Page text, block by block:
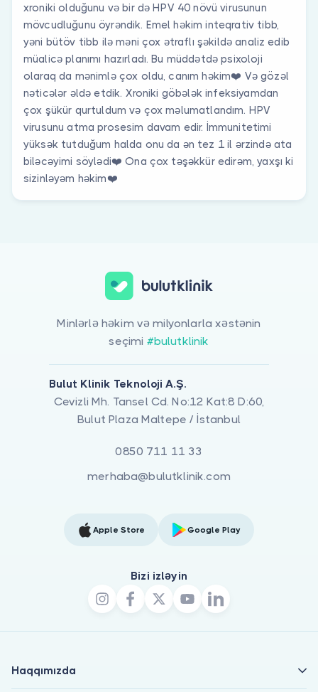
xroniki olduğunu və bir də HPV 40 növü virusunun
mövcudluğunu öyrəndik. Emel həkim inteqrativ tibb,
yəni bütöv tibb ilə məni çox ətraflı şəkildə analiz edib
müalicə planımı hazırladı. Bu müddətdə psixoloji
olaraq da mənimlə çox oldu, canım həkim❤️ Və gözəl
nəticələr əldə etdik. Xroniki göbələk infeksiyamdan
çox şükür qurtuldum və çox məlumatlandım. HPV
virusunu atma prosesim davam edir. İmmunitetimi
yüksək tutduğum halda onu da ən tez 1 il ərzində ata
biləcəyimi söylədi❤️ Ona çox təşəkkür edirəm, yaxşı ki
sizinləyəm həkim❤️
Minlərlə həkim və milyonlarla xəstənin
seçimi #bulutklinik
Bulut Klinik Teknoloji A.Ş.
Cevizli Mh. Tansel Cd. No:12 Kat:8 D:60,
Bulut Plaza Maltepe / İstanbul
0850 711 11 33
merhaba@bulutklinik.com
Apple Store Google Play
Bizi izləyin
Haqqımızda